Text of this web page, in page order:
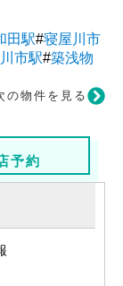
田駅#寝屋川市
市駅#築浅物
の物件を見る
予約